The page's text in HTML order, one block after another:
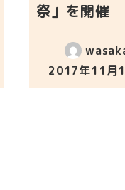
祭」を開催
投稿日
2017年11月